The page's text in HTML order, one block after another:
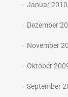
Januar 2010
Dezember
November
Oktober
September